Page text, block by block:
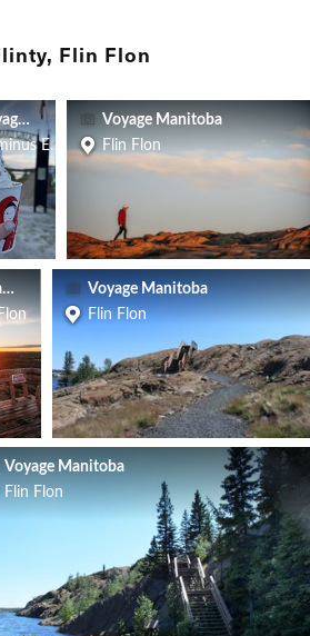
Flin Flon
et de la promenade de Flinty
Manitoba
Est du sentier et de la promenade de
Voyage Manitoba
Flin Flon
ManitobaVoyage Manitoba
Flin Flon
Voyage Manitoba
Flin Flon